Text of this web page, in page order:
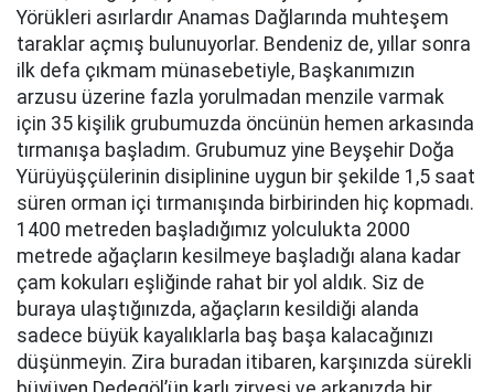
Yörükleri asırlardır Anamas Dağlarında muhteşem
taraklar açmış bulunuyorlar. Bendeniz de, yıllar sonra
ilk defa çıkmam münasebetiyle, Başkanımızın
arzusu üzerine fazla yorulmadan menzile varmak
için 35 kişilik grubumuzda öncünün hemen arkasında
tırmanışa başladım. Grubumuz yine Beyşehir Doğa
Yürüyüşçülerinin disiplinine uygun bir şekilde 1,5 saat
süren orman içi tırmanışında birbirinden hiç kopmadı.
1400 metreden başladığımız yolculukta 2000
metrede ağaçların kesilmeye başladığı alana kadar
çam kokuları eşliğinde rahat bir yol aldık. Siz de
buraya ulaştığınızda, ağaçların kesildiği alanda
sadece büyük kayalıklarla baş başa kalacağınızı
düşünmeyin. Zira buradan itibaren, karşınızda sürekli